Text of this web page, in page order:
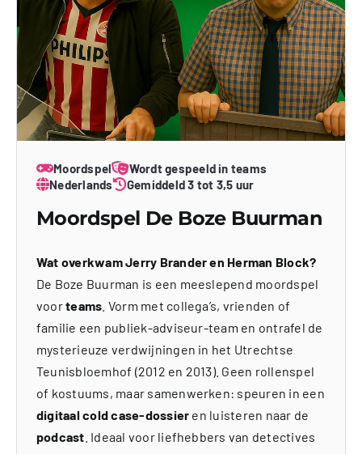
Moordspel
Wordt gespeeld in teams
Nederlands
Gemiddeld 3 tot 3,5 uur
Moordspel De Boze Buurman
Wat overkwam Jerry Brander en Herman Block?
De Boze Buurman is een meeslepend moordspel
voorteams . Vorm met collega’s, vrienden of
familie een publiek-adviseur-team en ontrafel de
mysterieuze verdwijningen in het Utrechtse
Teunisbloemhof (2012 en 2013). Geen rollenspel
of kostuums, maar samenwerken: speuren in een
digitaal cold case-dossier en luisteren naar de
podcast . Ideaal voor liefhebbers van detectives